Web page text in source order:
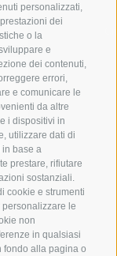
personalizzati,
dei
o la
e
dei contenuti,
errori,
e comunicare le
da altre
i dispositivi in
utilizzare dati di
base a
prestare, rifiutare
sostanziali.
cookie e strumenti
le
non
in qualsiasi
fondo alla pagina o